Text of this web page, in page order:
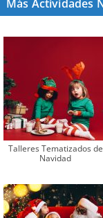
Más Actividades
Talleres Tematizados de
Navidad